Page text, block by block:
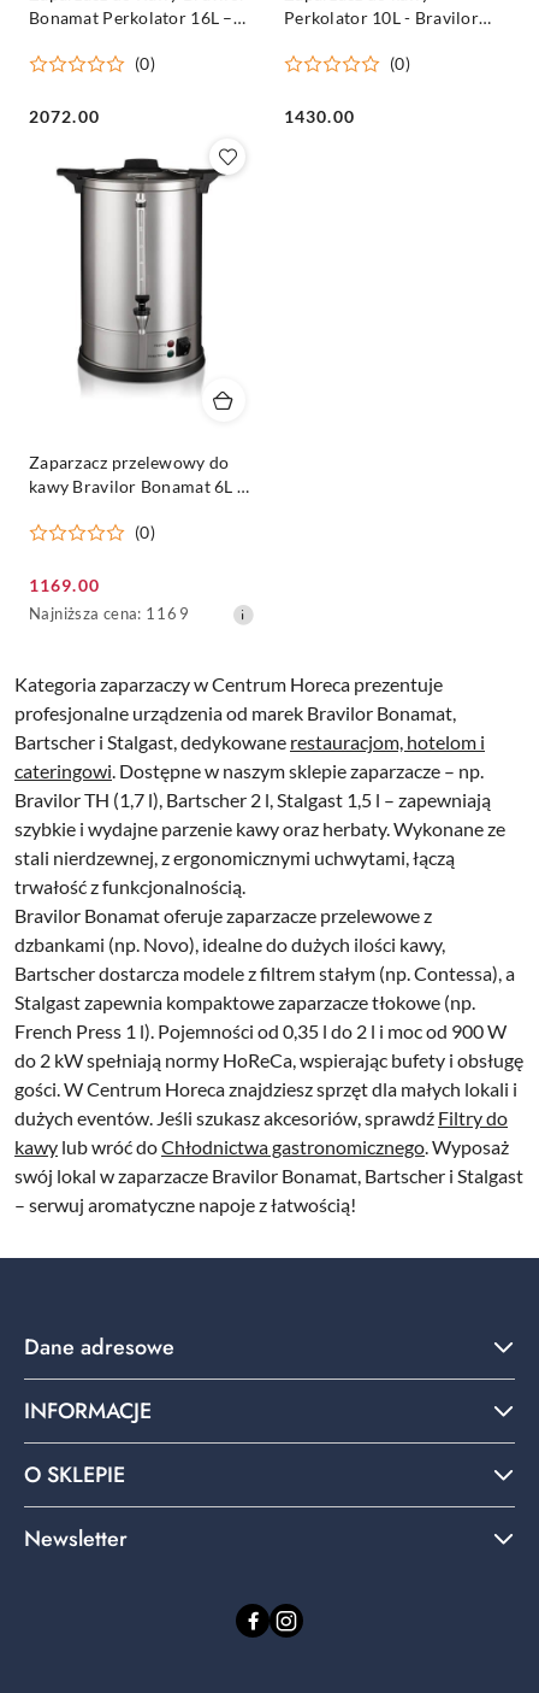
Bonamat Perkolator 16L –
Profesjonalne Wydarzenia
(0)
Cena:
2072.00
Perkolator 10L - Bravilor
(0)
Cena:
1430.00
Zaparzacz przelewowy do
kawy Bravilor Bonamat 6L –
nierdzewnej (0)
Cena
promocyjna:
1169.00
Najniższa
30
przed
obniżką
Najniższa cena: 1169
Kategoria zaparzaczy w Centrum Horeca prezentuje
profesjonalne urządzenia od marek Bravilor Bonamat,
Bartscher i Stalgast, dedykowane restauracjom, hotelom i
cateringowi. Dostępne w naszym sklepie zaparzacze – np.
Bravilor TH (1,7 l), Bartscher 2 l, Stalgast 1,5 l – zapewniają
szybkie i wydajne parzenie kawy oraz herbaty. Wykonane ze
stali nierdzewnej, z ergonomicznymi uchwytami, łączą
trwałość z funkcjonalnością.
Bravilor Bonamat oferuje zaparzacze przelewowe z
dzbankami (np. Novo), idealne do dużych ilości kawy,
Bartscher dostarcza modele z filtrem stałym (np. Contessa), a
Stalgast zapewnia kompaktowe zaparzacze tłokowe (np.
French Press 1 l). Pojemności od 0,35 l do 2 l i moc od 900 W
do 2 kW spełniają normy HoReCa, wspierając bufety i obsługę
gości. W Centrum Horeca znajdziesz sprzęt dla małych lokali i
dużych eventów. Jeśli szukasz akcesoriów, sprawdź Filtry do
kawy lub wróć doChłodnictwa gastronomicznego. Wyposaż
swój lokal w zaparzacze Bravilor Bonamat, Bartscher i Stalgast
– serwuj aromatyczne napoje z łatwością!
Dane adresowe
INFORMACJE
O SKLEPIE
Newsletter